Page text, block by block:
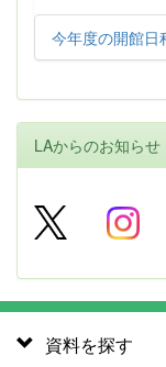
今年度の開館日
LAからのお知らせ
資料を探す